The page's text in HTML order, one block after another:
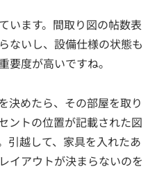
います。間取り図の帖数表
ないし、設備仕様の状態も
要度が高いですね。
決めたら、その部屋を取り
ントの位置が記載された図
引越して、家具を入れたあ
イアウトが決まらないのを